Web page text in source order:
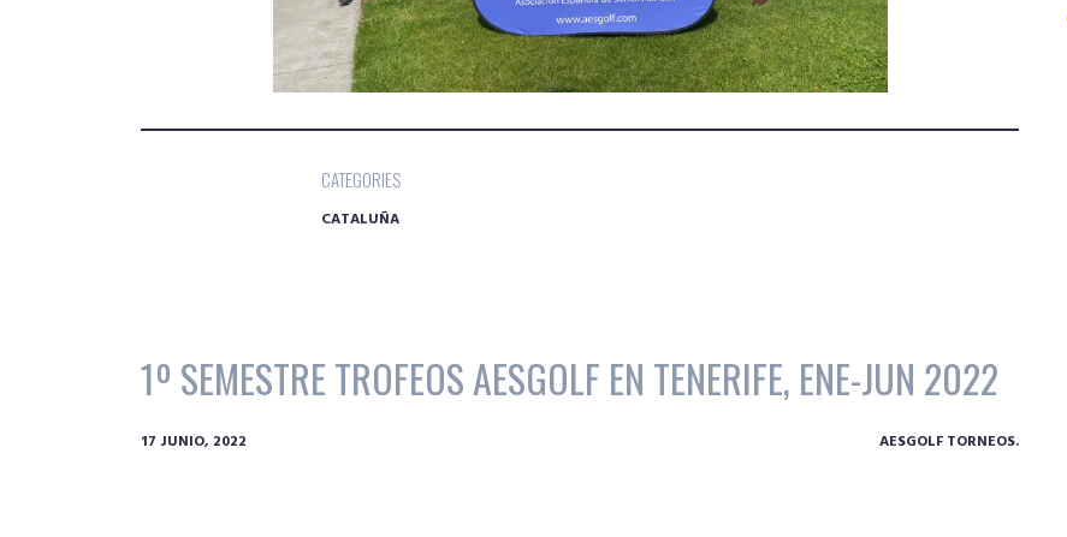
CATEGORIES
CATALUÑA
1º SEMESTRE TROFEOS AESGOLF EN TENERIFE, ENE-JUN 2022
17 JUNIO, 2022 AESGOLF TORNEOS.